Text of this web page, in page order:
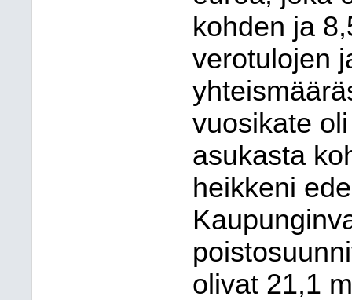
kohden ja
verotulojen
vuosikate
asukasta
heikkeni
olivat 21,1